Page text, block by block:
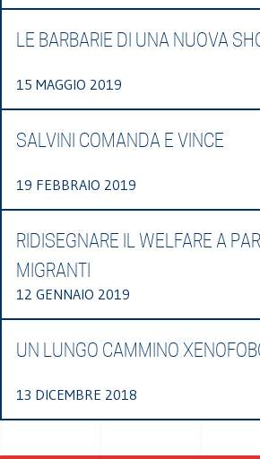
LE BARBARIE DI UNA NUOVA
15 MAGGIO 2019
SALVINI COMANDA E VINCE
19 FEBBRAIO 2019
RIDISEGNARE IL WELFARE A
MIGRANTI
12 GENNAIO 2019
UN LUNGO CAMMINO
13 DICEMBRE 2018